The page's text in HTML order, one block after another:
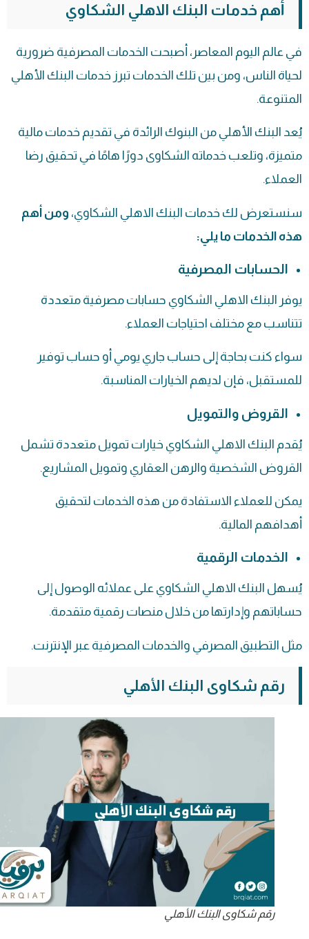
أهم خدمات البنك الاهلي الشكاوي
في عالم اليوم المعاصر، أصبحت الخدمات المصرفية ضرورية
لحياة الناس، ومن بين تلك الخدمات تبرز خدمات البنك الأهلي
المتنوعة.
يُعد البنك الأهلي من البنوك الرائدة في تقديم خدمات مالية
متميزة، وتلعب خدماته الشكاوى دورًا هامًا في تحقيق رضا
العملاء.
سنستعرض لك خدمات البنك الاهلي الشكاوي، ومن أهم
هذه الخدمات ما يلي:
الحسابات المصرفية
يوفر البنك الاهلي الشكاوي حسابات مصرفية متعددة
تتناسب مع مختلف احتياجات العملاء.
سواء كنت بحاجة إلى حساب جاري يومي أو حساب توفير
للمستقبل، فإن لديهم الخيارات المناسبة.
القروض والتمويل
يُقدم البنك الاهلي الشكاوي خيارات تمويل متعددة تشمل
القروض الشخصية والرهن العقاري وتمويل المشاريع.
يمكن للعملاء الاستفادة من هذه الخدمات لتحقيق
أهدافهم المالية.
الخدمات الرقمية
يُسهل البنك الاهلي الشكاوي على عملائه الوصول إلى
حساباتهم وإدارتها من خلال منصات رقمية متقدمة.
مثل التطبيق المصرفي والخدمات المصرفية عبر الإنترنت.
رقم شكاوى البنك الأهلي
رقم شكاوى البنك الأهلي